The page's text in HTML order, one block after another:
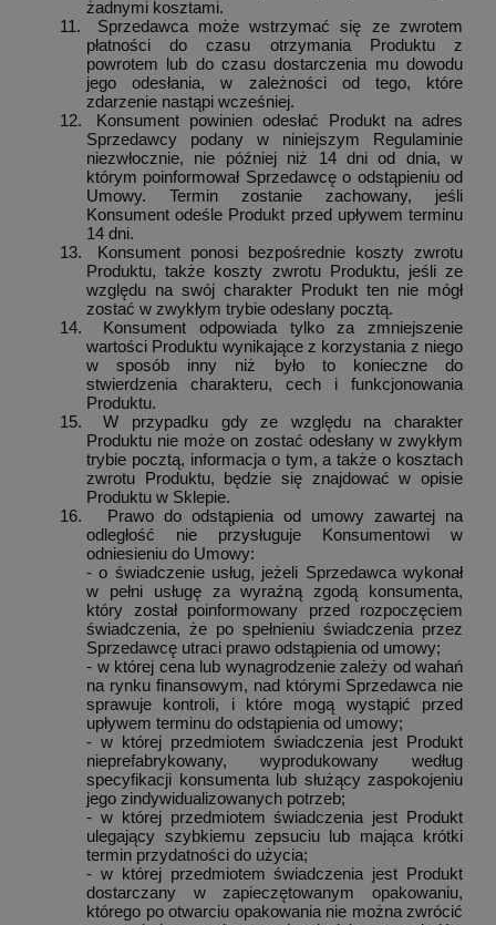
żadnymi kosztami.
11.
Sprzedawca może wstrzymać się ze zwrotem
płatności do czasu otrzymania Produktu z
powrotem lub do czasu dostarczenia mu dowodu
jego odesłania, w zależności od tego, które
zdarzenie nastąpi wcześniej.
12.
Konsument powinien odesłać Produkt na adres
Sprzedawcy podany w niniejszym Regulaminie
niezwłocznie, nie później niż 14 dni od dnia, w
którym poinformował Sprzedawcę o odstąpieniu od
Umowy. Termin zostanie zachowany, jeśli
Konsument odeśle Produkt przed upływem terminu
14 dni.
13.
Konsument ponosi bezpośrednie koszty zwrotu
Produktu, także koszty zwrotu Produktu, jeśli ze
względu na swój charakter Produkt ten nie mógł
zostać w zwykłym trybie odesłany pocztą.
14.
Konsument odpowiada tylko za zmniejszenie
wartości Produktu wynikające z korzystania z niego
w sposób inny niż było to konieczne do
stwierdzenia charakteru, cech i funkcjonowania
Produktu.
15.
W przypadku gdy ze względu na charakter
Produktu nie może on zostać odesłany w zwykłym
trybie pocztą, informacja o tym, a także o kosztach
zwrotu Produktu, będzie się znajdować w opisie
Produktu w Sklepie.
16.
Prawo do odstąpienia od umowy zawartej na
odległość nie przysługuje Konsumentowi w
odniesieniu do Umowy:
- o świadczenie usług, jeżeli Sprzedawca wykonał
w pełni usługę za wyraźną zgodą konsumenta,
który został poinformowany przed rozpoczęciem
świadczenia, że po spełnieniu świadczenia przez
Sprzedawcę utraci prawo odstąpienia od umowy;
- w której cena lub wynagrodzenie zależy od wahań
na rynku finansowym, nad którymi Sprzedawca nie
sprawuje kontroli, i które mogą wystąpić przed
upływem terminu do odstąpienia od umowy;
- w której przedmiotem świadczenia jest Produkt
nieprefabrykowany, wyprodukowany według
specyfikacji konsumenta lub służący zaspokojeniu
jego zindywidualizowanych potrzeb;
- w której przedmiotem świadczenia jest Produkt
ulegający szybkiemu zepsuciu lub mająca krótki
termin przydatności do użycia;
- w której przedmiotem świadczenia jest Produkt
dostarczany w zapieczętowanym opakowaniu,
którego po otwarciu opakowania nie można zwrócić